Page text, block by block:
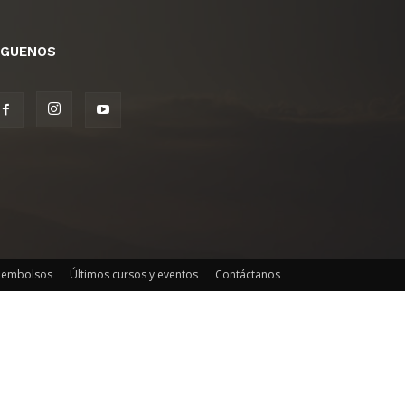
Últimos cursos y eventos Contáctanos